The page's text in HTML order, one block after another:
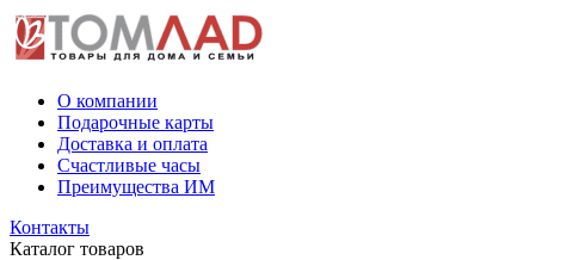
О компании
Подарочные карты
Доставка и оплата
Счастливые часы
Преимущества ИМ
Контакты
Каталог товаров